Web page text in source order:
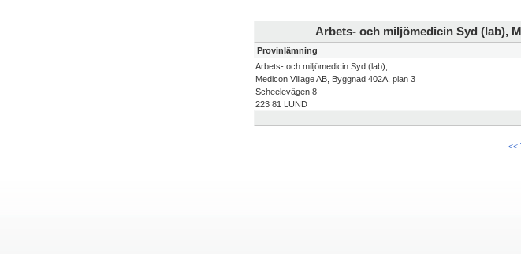
Arbets- och miljömedicin Syd (lab),
Provinlämning
Arbets- och miljömedicin Syd (lab),
Medicon Village AB, Byggnad 402A, plan 3
Scheelevägen 8
223 81 LUND
<<